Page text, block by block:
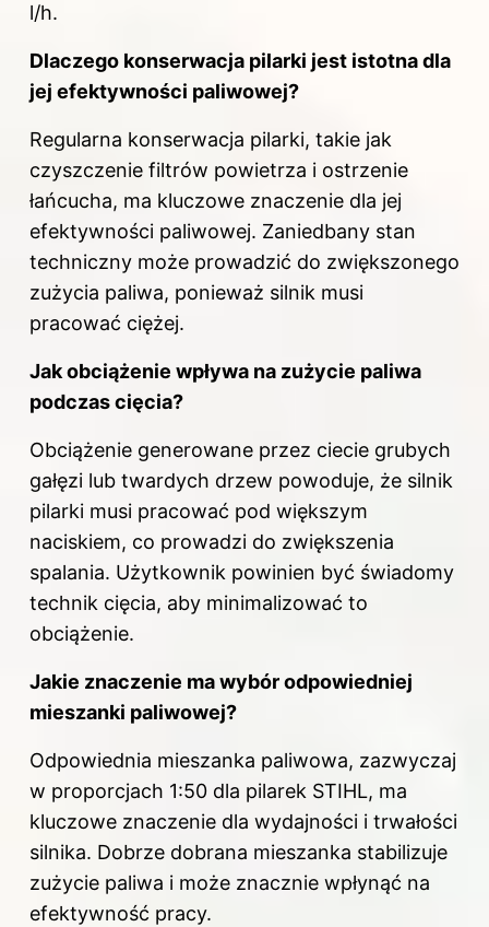
l/h.
Dlaczego konserwacja pilarki jest istotna dla
jej efektywności paliwowej?
Regularna konserwacja pilarki, takie jak
czyszczenie filtrów powietrza i ostrzenie
łańcucha, ma kluczowe znaczenie dla jej
efektywności paliwowej. Zaniedbany stan
techniczny może prowadzić do zwiększonego
zużycia paliwa, ponieważ silnik musi
pracować ciężej.
Jak obciążenie wpływa na zużycie paliwa
podczas cięcia?
Obciążenie generowane przez ciecie grubych
gałęzi lub twardych drzew powoduje, że silnik
pilarki musi pracować pod większym
naciskiem, co prowadzi do zwiększenia
spalania. Użytkownik powinien być świadomy
technik cięcia, aby minimalizować to
obciążenie.
Jakie znaczenie ma wybór odpowiedniej
mieszanki paliwowej?
Odpowiednia mieszanka paliwowa, zazwyczaj
w proporcjach 1:50 dla pilarek STIHL, ma
kluczowe znaczenie dla wydajności i trwałości
silnika. Dobrze dobrana mieszanka stabilizuje
zużycie paliwa i może znacznie wpłynąć na
efektywność pracy.